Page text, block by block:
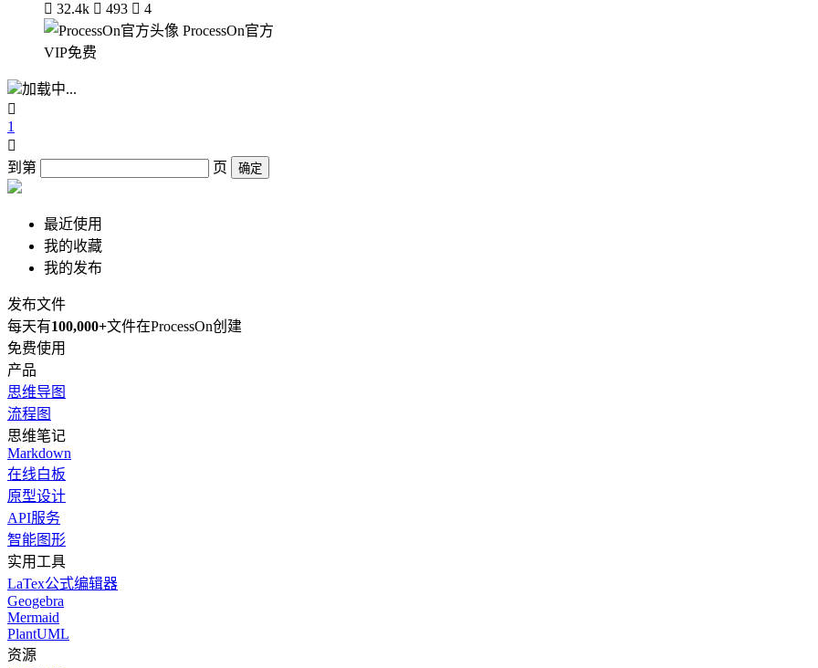
 32.4k  493  4
ProcessOn官方
VIP免费
加载中...

1

到第
页 确定
最近使用
我的收藏
我的发布
发布文件
每天有100,000+文件在ProcessOn创建
免费使用
产品
思维导图
流程图
思维笔记
Markdown
在线白板
原型设计
API服务
智能图形
实用工具
LaTex公式编辑器
Geogebra
Mermaid
PlantUML
资源